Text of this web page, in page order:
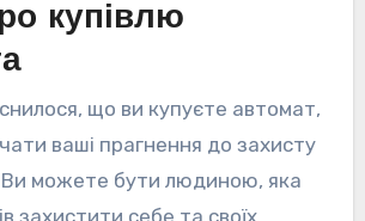
купівлю
що ви купуєте автомат,
ваші прагнення до захисту
можете бути людиною, яка